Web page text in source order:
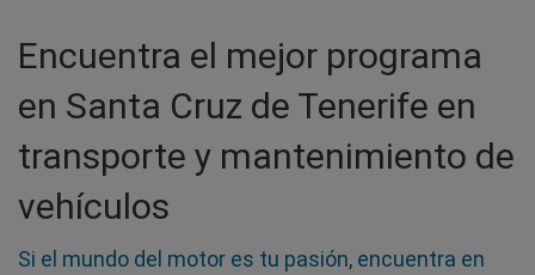
Encuentra el mejor programa
en Santa Cruz de Tenerife en
transporte y mantenimiento de
vehículos
Si el mundo del motor es tu pasión, encuentra en